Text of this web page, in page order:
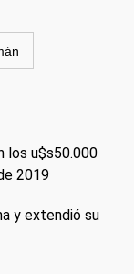
los u$s50.000
2019
y extendió su